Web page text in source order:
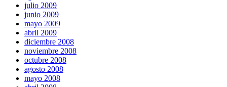
julio 2009
junio 2009
mayo 2009
abril 2009
diciembre 2008
noviembre 2008
octubre 2008
agosto 2008
mayo 2008